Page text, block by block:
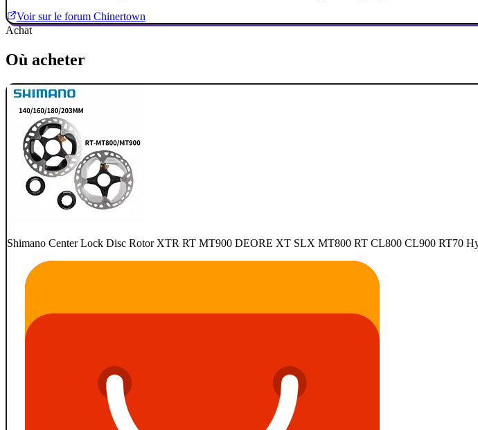
Voir sur le forum Chinertown
Achat
Où acheter
Shimano Center Lock Disc Rotor XTR RT MT900 DEORE XT SLX MT800 RT CL800 CL900 RT70